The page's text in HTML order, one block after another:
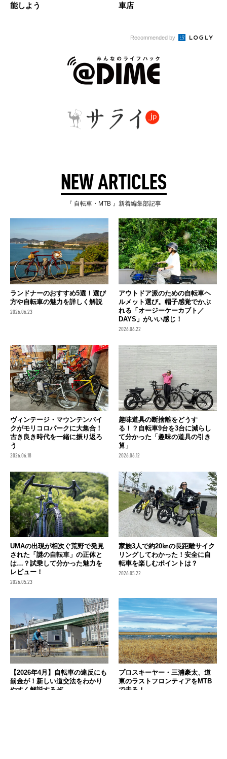
能しよう
車店
Recommended by
NEW ARTICLES
『 自転車・MTB 』新着編集部記事
ランドナーのおすすめ5選！選び
方や自転車の魅力を詳しく解説
2026.06.23
アウトドア派のための自転車ヘ
ルメット選び。帽子感覚でかぶ
れる「オージーケーカブト／
DAYS」がいい感じ！
2026.06.22
ヴィンテージ・マウンテンバイ
クがモリコロパークに大集合！
古き良き時代を一緒に振り返ろ
う
2026.06.18
趣味道具の断捨離をどうす
る！？自転車9台を3台に減らし
て分かった「趣味の道具の引き
算」
2026.06.12
UMAの出現が相次ぐ荒野で発見
された「謎の自転車」の正体と
は…？試乗して分かった魅力を
レビュー！
2026.05.23
家族3人で約20㎞の長距離サイク
リングしてわかった！安全に自
転車を楽しむポイントは？
2026.05.22
【2026年4月】自転車の違反にも
罰金が！新しい道交法をわかり
やすく解説するぞ
プロスキーヤー・三浦豪太、道
東のラストフロンティアをMTB
で走る！